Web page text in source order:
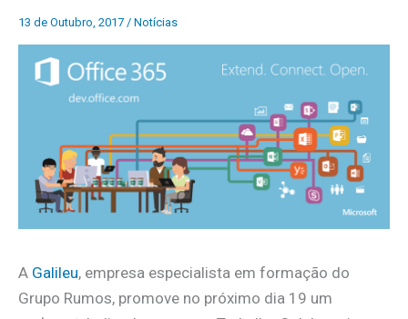
13 de Outubro, 2017 / Notícias
A Galileu, empresa especialista em formação do
Grupo Rumos, promove no próximo dia 19 um